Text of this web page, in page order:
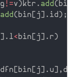
g !=v)ktr . add(bin
add(bin [ j] . id) ;
] . l<bin [ j] . r)
dfn [bin [ j] . u] ,